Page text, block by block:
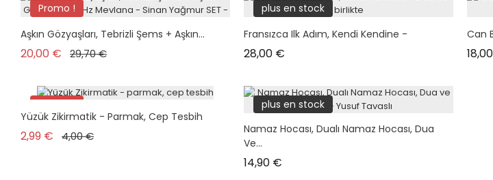
Promo !
Pack
plus en stock
Aşkın Gözyaşları, Tebrizli Şems + Aşkın...
20,00 € Prix de base
29,70 €Prix
plus en stock
Fransızca Ilk Adım, Kendi Kendine -
28,00 €
Can
Promo !
Yüzük Zikirmatik - Parmak, Cep Tesbih
2,99 € Prix de base
4,00 €Prix
plus en stock
Namaz Hocası, Dualı Namaz Hocası, Dua
Ve...
14,90 €